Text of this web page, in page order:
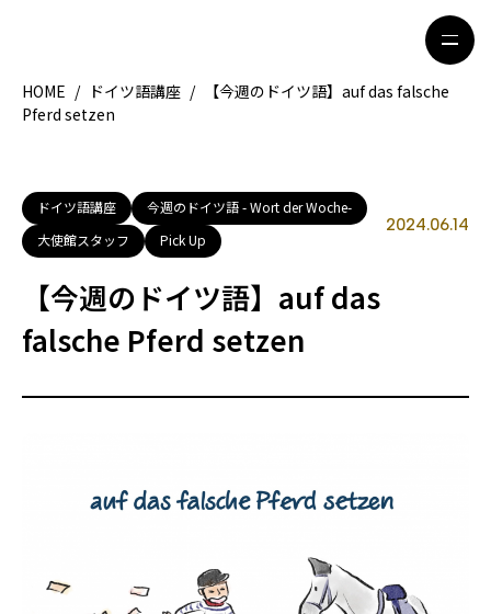
地域別ガイド
グルメ
観光ガイド
ライフスタイル
ライター募集
HOME / ドイツ語講座 /
【今週のドイツ語】auf das falsche
Pferd setzen
ドイツ語講座
今週のドイツ語 - Wort der Woche-
大使館スタッフ
Pick Up
2024.06.14
【今週のドイツ語】auf das
falsche Pferd setzen